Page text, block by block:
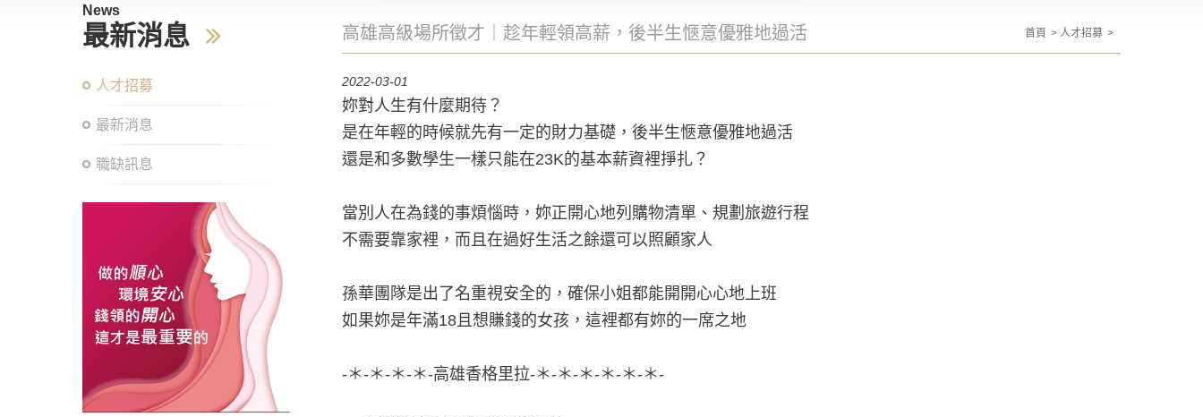
News
最新消息
人才招募
最新消息
職缺訊息
高雄高級場所徵才｜趁年輕領高薪，後半生愜意優雅地過活 首頁 人才招募
2022-03-01
妳對人生有什麼期待？
是在年輕的時候就先有一定的財力基礎，後半生愜意優雅地過活
還是和多數學生一樣只能在23K的基本薪資裡掙扎？
當別人在為錢的事煩惱時，妳正開心地列購物清單、規劃旅遊行程
不需要靠家裡，而且在過好生活之餘還可以照顧家人
孫華團隊是出了名重視安全的，確保小姐都能開開心心地上班
如果妳是年滿18且想賺錢的女孩，這裡都有妳的一席之地
-＊-＊-＊-＊-高雄香格里拉-＊-＊-＊-＊-＊-＊-